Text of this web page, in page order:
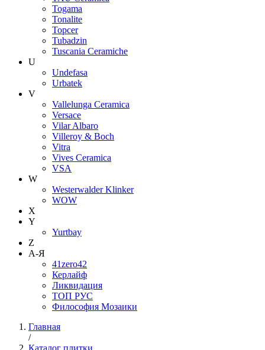
Togama
Tonalite
Topcer
Tubadzin
Tuscania Ceramiche
U
Undefasa
Urbatek
V
Vallelunga Ceramica
Versace
Vilar Albaro
Villeroy & Boch
Vitra
Vives Ceramica
VSA
W
Westerwalder Klinker
WOW
X
Y
Yurtbay
Z
А-Я
41zero42
Керлайф
Ликвидация
ТОП РУС
Философия Мозаики
Главная
/
Каталог плитки